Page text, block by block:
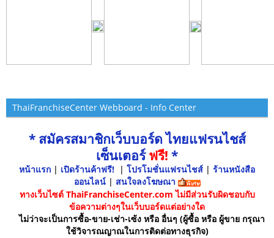
ThaiFranchiseCenter Webboard - Info Center
* สมัครสมาชิกเว็บบอร์ด ไทยแฟรนไชส์
เซ็นเตอร์ฟรี! *
หน้าแรก | เปิดร้านค้าฟรี! | โปรโมชั่นแฟรนไชส์ | ร้านหนังสือ
ออนไลน์ | สนใจลงโฆษณา
ทางเว็บไซต์ ThaiFranchiseCenter.com ไม่มีส่วนรับผิดชอบกับ
ข้อความต่างๆในเว็บบอร์ดแต่อย่างใด
ไม่ว่าจะเป็นการซื้อ-ขาย-เช่า-เซ้ง หรือ อื่นๆ (ผู้ซื้อ หรือ ผู้ขาย กรุณา
ใช้วิจารณญาณในการติดต่อทางธุรกิจ)